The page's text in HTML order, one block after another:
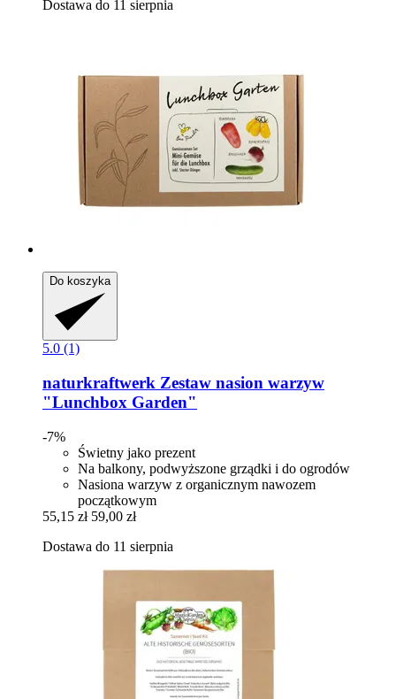
Dostawa do 11 sierpnia
Do koszyka
5.0 (1)
naturkraftwerk Zestaw nasion warzyw
"Lunchbox Garden"
-7%
Świetny jako prezent
Na balkony, podwyższone grządki i do ogrodów
Nasiona warzyw z organicznym nawozem
początkowym
55,15 zł 59,00 zł
Dostawa do 11 sierpnia